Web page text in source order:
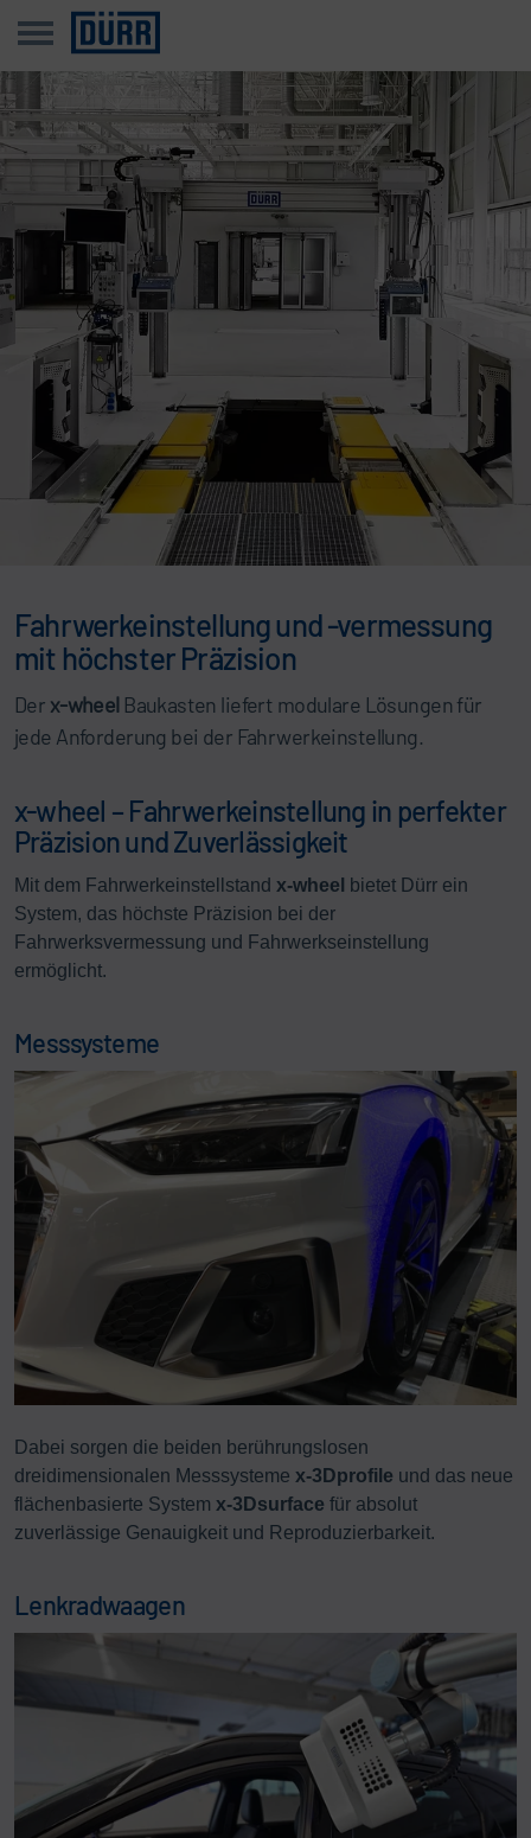
Fahrwerkeinstellung und -vermessung
mit höchster Präzision
Der x-wheelBaukasten liefert modulare Lösungen für
jede Anforderung bei der Fahrwerkeinstellung.
x-wheel – Fahrwerkeinstellung in perfekter
Präzision und Zuverlässigkeit
Mit dem Fahrwerkeinstellstand x-wheel
bietet Dürr ein
System, das höchste Präzision bei der
Fahrwerksvermessung und Fahrwerkseinstellung
ermöglicht.
Messsysteme
Dabei sorgen die beiden berührungslosen
dreidimensionalen Messsysteme x-3Dprofile und das neue
flächenbasierte System x-3Dsurface für absolut
zuverlässige Genauigkeit und Reproduzierbarkeit.
Lenkradwaagen